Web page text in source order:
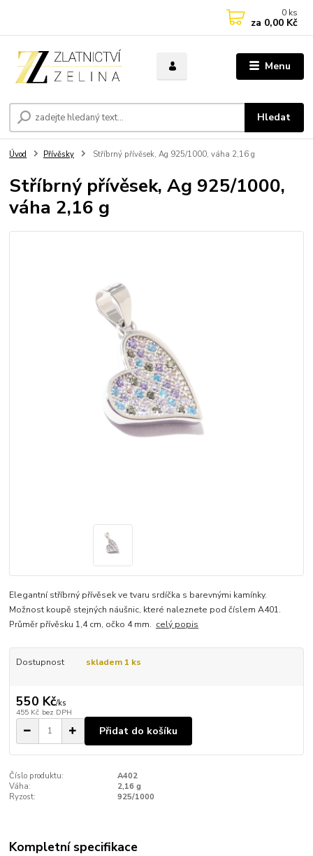
Menu
Hledat
0 ks
za 0,00 Kč
Úvod Přívěsky Stříbrný přívěsek, Ag 925/1000, váha 2,16 g
Stříbrný přívěsek, Ag 925/1000,
váha 2,16 g
Elegantní stříbrný přívěsek ve tvaru srdíčka s barevnými kamínky.
Možnost koupě stejných náušnic, které naleznete pod číslem A401.
Průměr přívěsku 1,4 cm, očko 4 mm. celý popis
Dostupnost skladem 1 ks
550 Kč/ks
455 Kč bez DPH
Přidat do košíku
Číslo produktu:
A402
Váha:
2,16 g
Ryzost:
925/1000
Kompletní specifikace